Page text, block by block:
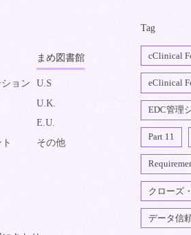
ョン
まめ図書館
U.S
U.K.
E.U.
その他
Tag
cClinical
eClinical
EDC管理
Part 11
クローズ
データ信